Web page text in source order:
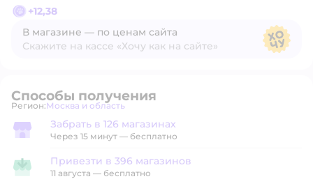
+12,38
В магазине — по ценам сайта
Скажите на кассе «Хочу как на сайте»
Способы получения
Регион: Выбор адреса доставки.
Москва и область
Забрать в магазине
Забрать в 126 магазинах
Через 15 минут — бесплатно
Привезти в магазин
Привезти в 396 магазинов
11 августа — бесплатно